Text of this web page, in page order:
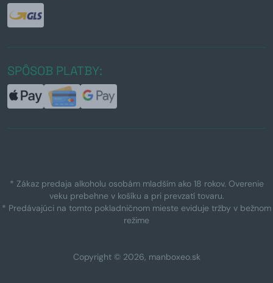
SPÔSOB PLATBY:
* Zákaz predaja alkoholu osobám mladším ako 18 rokov. Overenie
veku prebehne v košíku a pri prevzatí tovaru.
* Predávajúci na tomto pokladničnom mieste eviduje tržby v bežnom
režime
Copyright © 2026, manboxeo.sk